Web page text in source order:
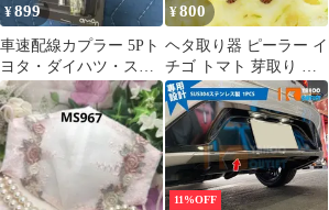
¥899
車速配線カプラー 5Pト
ヨタ・ダイハツ・スズ
キ車用 2085 4967
¥800
ヘタ取り器 ピーラー イ
チゴ トマト 芽取り フ
ルーツ パイナップルカ
ッター じゃがいも 簡単
青青P_3 [ID:9676]
11%OFF